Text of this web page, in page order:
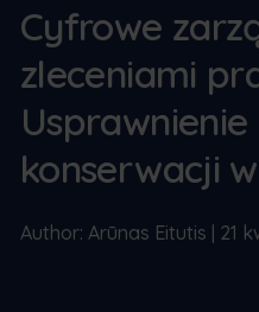
Cyfrowe
zleceniami
Usprawnienie
konserwacji
Author: Arūnas Eitutis | 21